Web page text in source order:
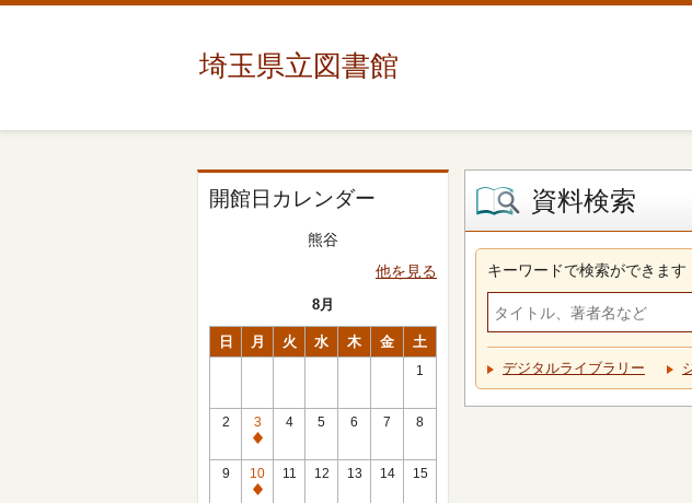
埼玉県立図書館
開館日カレンダー
熊谷
他を見る
8月
日 月 火 水 木 金 土
1
2
3
休
館
日
4 5 6 7 8
9
10
休
11 12 13 14 15
資料検索
キーワードで検索ができます
デジタルライブラリー